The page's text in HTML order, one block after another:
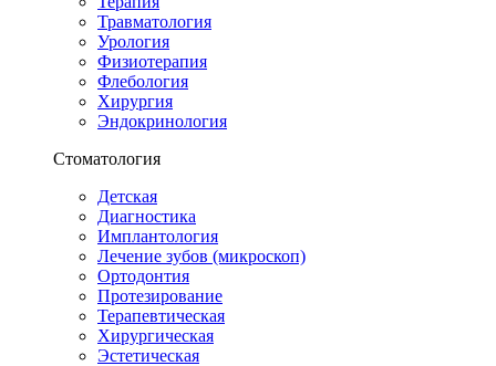
Травматология
Урология
Физиотерапия
Флебология
Хирургия
Эндокринология
Стоматология
Детская
Диагностика
Имплантология
Лечение зубов (микроскоп)
Ортодонтия
Протезирование
Терапевтическая
Хирургическая
Эстетическая